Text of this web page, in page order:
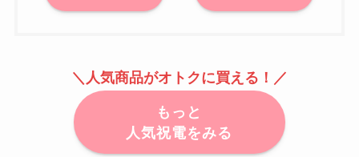
＼人気商品がオトクに買える！／
もっと
人気祝電をみる